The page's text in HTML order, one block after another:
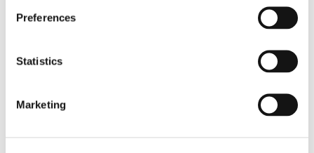
Preferences
Statistics
Marketing
Beskæftigelsesministeriet har undersøgt udviklingen i
antallet af personer i kontanthjælpssystemet siden januar
I april 2016 var der var omkring 160.500 personer på
kontanthjælp, uddannelseshjælp og integrationsydelse,
mens der seks måneder senere var i alt ca. 156.600